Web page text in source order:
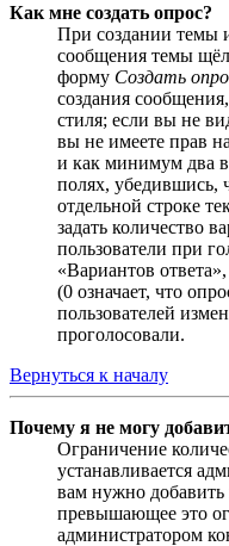
Как мне создать опрос?
При создании темы
сообщения темы
форму Создать
создания
стиля; если вы не
вы не имеете прав
и как минимум два
полях, убедившись,
отдельной строке
задать количество
пользователи при
«Вариантов
(0 означает, что
пользователей
проголосовали.
Вернуться к началу
Почему я не могу
Ограничение
устанавливается
вам нужно добавить
превышающее это
администратором